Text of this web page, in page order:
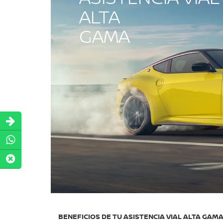
ALTA
GAMA
BENEFICIOS DE TU ASISTENCIA VIAL ALTA GAMA